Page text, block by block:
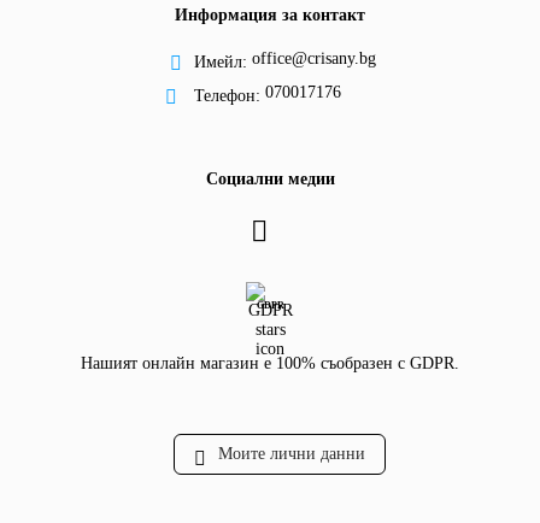
Информация за контакт
Имейл: office@crisany.bg
Телефон: 070017176
Социални медии
GDPR
Нашият онлайн магазин е 100% съобразен с GDPR.
Моите лични данни